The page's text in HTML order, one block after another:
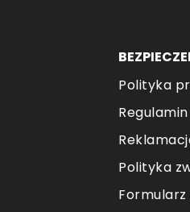
Polityka
Polityka